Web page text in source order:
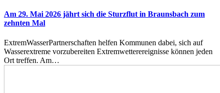
Am 29. Mai 2026 jährt sich die Sturzflut in Braunsbach zum
zehnten Mal
ExtremWasserPartnerschaften helfen Kommunen dabei, sich auf
Wasserextreme vorzubereiten Extremwetterereignisse können jeden
Ort treffen. Am…